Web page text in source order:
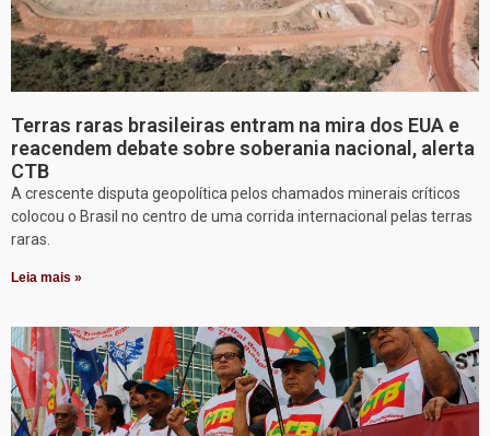
Terras raras brasileiras entram na mira dos EUA e
reacendem debate sobre soberania nacional, alerta
CTB
A crescente disputa geopolítica pelos chamados minerais críticos
colocou o Brasil no centro de uma corrida internacional pelas terras
raras.
Leia mais »